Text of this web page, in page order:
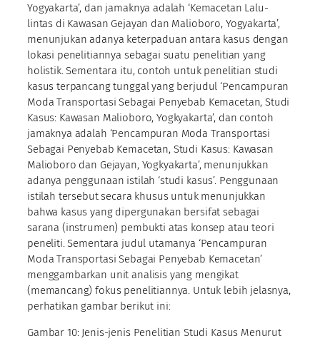
Yogyakarta’, dan jamaknya adalah ‘Kemacetan Lalu-
lintas di Kawasan Gejayan dan Malioboro, Yogyakarta’,
menunjukan adanya keterpaduan antara kasus dengan
lokasi penelitiannya sebagai suatu penelitian yang
holistik. Sementara itu, contoh untuk penelitian studi
kasus terpancang tunggal yang berjudul ‘Pencampuran
Moda Transportasi Sebagai Penyebab Kemacetan, Studi
Kasus: Kawasan Malioboro, Yogkyakarta’, dan contoh
jamaknya adalah ‘Pencampuran Moda Transportasi
Sebagai Penyebab Kemacetan, Studi Kasus: Kawasan
Malioboro dan Gejayan, Yogkyakarta’, menunjukkan
adanya penggunaan istilah ‘studi kasus’. Penggunaan
istilah tersebut secara khusus untuk menunjukkan
bahwa kasus yang dipergunakan bersifat sebagai
sarana (instrumen) pembukti atas konsep atau teori
peneliti. Sementara judul utamanya ‘Pencampuran
Moda Transportasi Sebagai Penyebab Kemacetan’
menggambarkan unit analisis yang mengikat
(memancang) fokus penelitiannya. Untuk lebih jelasnya,
perhatikan gambar berikut ini:
Gambar 10: Jenis-jenis Penelitian Studi Kasus Menurut